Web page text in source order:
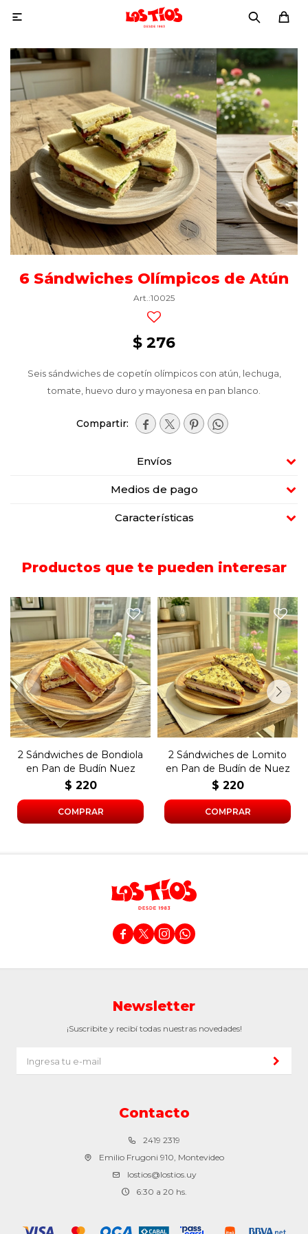

6 Sándwiches Olímpicos de Atún
10025
$ 276
Seis sándwiches de copetín olímpicos con atún, lechuga,
tomate, huevo duro y mayonesa en pan blanco.
   
Envíos
Medios de pago
Características
Productos que te pueden interesar
Dos sándwiches con
bondiola y manteca en pan
de budín de nuez.
2 Sándwiches de Bondiola
en Pan de Budín Nuez
$ 220
Dos sándwiches con lomito
y manteca en pan de budín
de nuez.
2 Sándwiches de Lomito
en Pan de Budín de Nuez
$ 220
   
Contacto
2419 2319
Emilio Frugoni 910, Montevideo
lostios@lostios.uy
6:30 a 20 hs.
Newsletter
¡Suscribite y recibí todas nuestras novedades!